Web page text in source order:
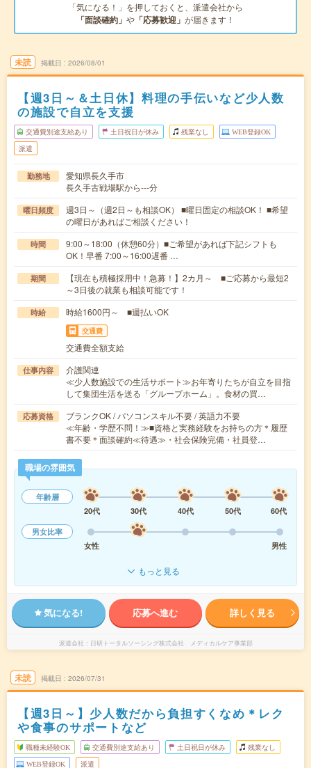
「気になる！」を押しておくと、派遣会社から
「面談確約」 や 「応募歓迎」 が届きます！
未読 掲載日 2026/08/01
【週3日～＆土日休】料理の手伝いなど少人数
の施設で自立を支援
交通費別途支給あり 土日祝日が休み 残業なし WEB登録OK
派遣
勤務地
愛知県長久手市
長久手古戦場駅から---分
曜日頻度
週3日～（週2日～も相談OK） ■曜日固定の相談OK！ ■希望
の曜日があればご相談ください！
時間
9:00～18:00（休憩60分）■ご希望があれば下記シフトも
OK！早番 7:00～16:00遅番 …
期間
【現在も積極採用中！急募！】2カ月～ ■ご応募から最短2
～3日後の就業も相談可能です！
時給 時給1600円～ ■週払いOK
交通費
交通費全額支給
仕事内容
介護関連
≪少人数施設での生活サポート≫お年寄りたちが自立を目指
して集団生活を送る「グループホーム」。食材の買…
応募資格
ブランクOK / パソコンスキル不要 / 英語力不要
≪年齢・学歴不問！≫■資格と実務経験をお持ちの方＊履歴
書不要＊面談確約≪待遇≫・社会保険完備・社員登…
職場の雰囲気
年齢層
20代
30代 40代 50代
60代
男女比率
女性
男性
もっと見る
気になる! 応募へ進む 詳しく見る
派遣会社 日研トータルソーシング株式会社 メディカルケア事業部
未読 掲載日 2026/07/31
【週3日～】少人数だから負担すくなめ＊レク
や食事のサポートなど
職種未経験OK 交通費別途支給あり 土日祝日が休み 残業なし
WEB登録OK 派遣